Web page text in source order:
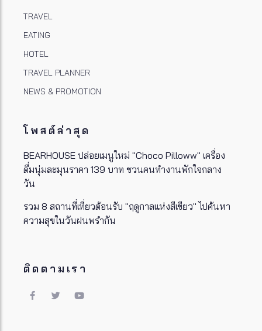
TRAVEL
EATING
HOTEL
TRAVEL PLANNER
NEWS & PROMOTION
โพสต์ล่าสุด
BEARHOUSE ปล่อยเมนูใหม่ "Choco Pilloww" เครื่อง
ดื่มนุ่มละมุนราคา 139 บาท ชวนคนทำงานพักใจกลาง
วัน
รวม 8 สถานที่เที่ยวต้อนรับ "ฤดูกาลแห่งสีเขียว" ไปค้นหา
ความสุขในวันฝนพรำกัน
ติดตามเรา